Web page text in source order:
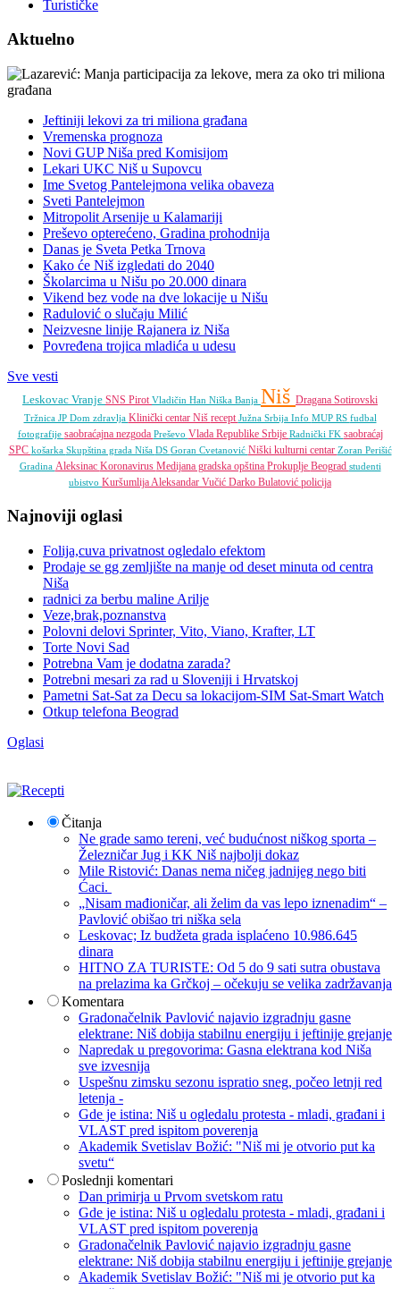
Turističke
Aktuelno
Jeftiniji lekovi za tri miliona građana
Vremenska prognoza
Novi GUP Niša pred Komisijom
Lekari UKC Niš u Supovcu
Ime Svetog Pantelejmona velika obaveza
Sveti Pantelejmon
Mitropolit Arsenije u Kalamariji
Preševo opterećeno, Gradina prohodnija
Danas je Sveta Petka Trnova
Kako će Niš izgledati do 2040
Školarcima u Nišu po 20.000 dinara
Vikend bez vode na dve lokacije u Nišu
Radulović o slučaju Milić
Neizvesne linije Rajanera iz Niša
Povređena trojica mladića u udesu
Sve vesti
Leskovac Vranje SNS PirotVladičin Han Niška Banja Niš Dragana Sotirovski
Tržnica JP Dom zdravlja Klinički centar Niš receptJužna Srbija Info MUP RS fudbal
fotografije saobraćajna nezgoda Preševo Vlada Republike Srbije Radnički FK saobraćaj
SPC košarka Skupština grada Niša DS Goran Cvetanović Niški kulturni centar Zoran Perišić
Gradina Aleksinac Koronavirus Medijana gradska opština Prokuplje Beograd studenti
ubistvo KuršumlijaAleksandar Vučić Darko Bulatović policija
Najnoviji oglasi
Folija,cuva privatnost ogledalo efektom
Prodaje se gg zemljište na manje od deset minuta od centra
Niša
radnici za berbu maline Arilje
Veze,brak,poznanstva
Polovni delovi Sprinter, Vito, Viano, Krafter, LT
Torte Novi Sad
Potrebna Vam je dodatna zarada?
Potrebni mesari za rad u Sloveniji i Hrvatskoj
Pametni Sat-Sat za Decu sa lokacijom-SIM Sat-Smart Watch
Otkup telefona Beograd
Oglasi
Čitanja
Ne grade samo tereni, već budućnost niškog sporta –
Železničar Jug i KK Niš najbolji dokaz
Mile Ristović: Danas nema ničeg jadnijeg nego biti
Ćaci.
„Nisam mađioničar, ali želim da vas lepo iznenadim“ –
Pavlović obišao tri niška sela
Leskovac; Iz budžeta grada isplaćeno 10.986.645
dinara
HITNO ZA TURISTE: Od 5 do 9 sati sutra obustava
na prelazima ka Grčkoj – očekuju se velika zadržavanja
Komentara
Gradonačelnik Pavlović najavio izgradnju gasne
elektrane: Niš dobija stabilnu energiju i jeftinije grejanje
Napredak u pregovorima: Gasna elektrana kod Niša
sve izvesnija
Uspešnu zimsku sezonu ispratio sneg, počeo letnji red
letenja -
Gde je istina: Niš u ogledalu protesta - mladi, građani i
VLAST pred ispitom poverenja
Akademik Svetislav Božić: "Niš mi je otvorio put ka
svetu“
Poslednji komentari
Dan primirja u Prvom svetskom ratu
Gde je istina: Niš u ogledalu protesta - mladi, građani i
VLAST pred ispitom poverenja
Gradonačelnik Pavlović najavio izgradnju gasne
elektrane: Niš dobija stabilnu energiju i jeftinije grejanje
Akademik Svetislav Božić: "Niš mi je otvorio put ka